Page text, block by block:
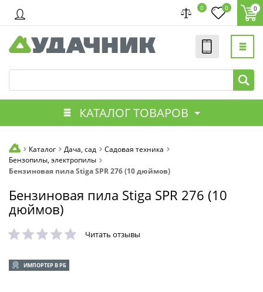
0 0 0
КАТАЛОГ ТОВАРОВ
Каталог Дача, сад
Садовая техника
Бензопилы, электропилы
Бензиновая пила Stiga SPR 276 (10 дюймов)
Бензиновая пила Stiga SPR 276 (10
дюймов)
Читать отзывы
ИМПОРТЕР В РБ